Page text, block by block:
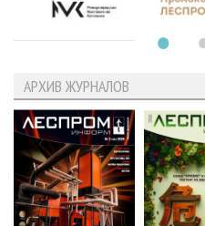
АРХИВ ЖУРНАЛОВ